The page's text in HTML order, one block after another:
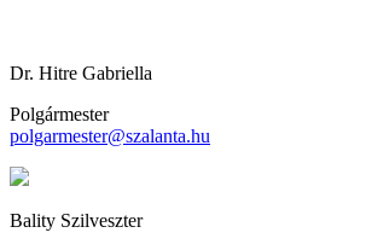
Dr. Hitre Gabriella
Polgármester
polgarmester@szalanta.hu
Bality Szilveszter